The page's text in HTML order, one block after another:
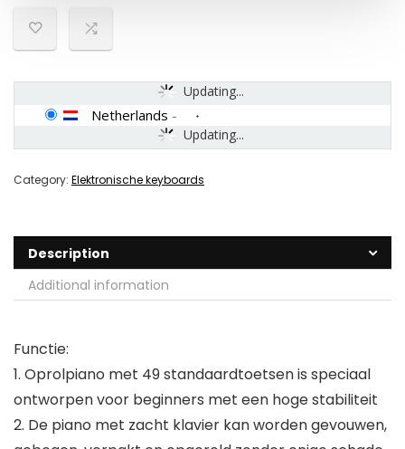
Updating...
Updating...
Netherlands -
Category: Elektronische keyboards
Description
Additional information
Functie:
1. Oprolpiano met 49 standaardtoetsen is speciaal
ontworpen voor beginners met een hoge stabiliteit
2. De piano met zacht klavier kan worden gevouwen,